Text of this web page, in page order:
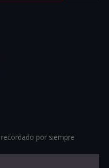
por siempre